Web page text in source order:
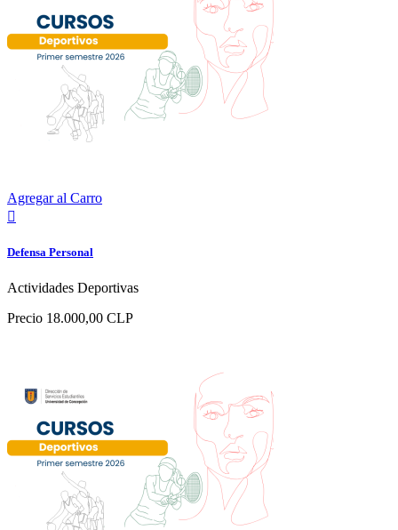
Agregar al Carro

Defensa Personal
Actividades Deportivas
Precio 18.000,00 CLP